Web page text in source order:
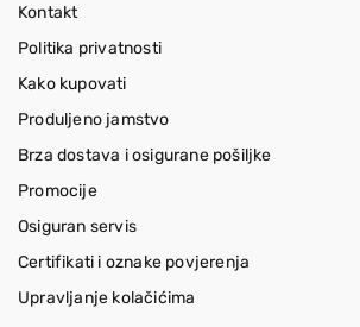
Kontakt
Politika privatnosti
Kako kupovati
Produljeno jamstvo
Brza dostava i osigurane pošiljke
Promocije
Osiguran servis
Certifikati i oznake povjerenja
Upravljanje kolačićima